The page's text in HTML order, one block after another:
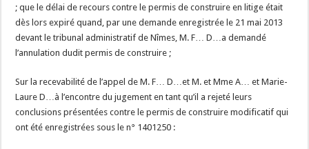
; que le délai de recours contre le permis de construire en litige était
dès lors expiré quand, par une demande enregistrée le 21 mai 2013
devant le tribunal administratif de Nîmes, M. F… D…a demandé
l’annulation dudit permis de construire ;
Sur la recevabilité de l’appel de M. F… D…et M. et Mme A… et Marie-
Laure D…à l’encontre du jugement en tant qu’il a rejeté leurs
conclusions présentées contre le permis de construire modificatif qui
ont été enregistrées sous le n° 1401250 :